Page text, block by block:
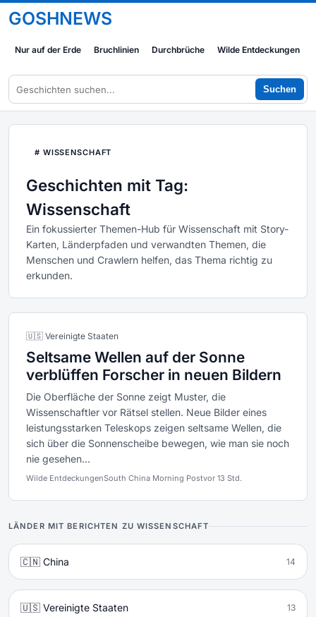
GOSHNEWS
Nur auf der Erde Bruchlinien Durchbrüche Wilde Entdeckungen
Suchen
# WISSENSCHAFT
Geschichten mit Tag:
Wissenschaft
Ein fokussierter Themen-Hub für Wissenschaft mit Story-
Karten, Länderpfaden und verwandten Themen, die
Menschen und Crawlern helfen, das Thema richtig zu
erkunden.
🇺🇸 Vereinigte Staaten
Seltsame Wellen auf der Sonne
verblüffen Forscher in neuen Bildern
Die Oberfläche der Sonne zeigt Muster, die
Wissenschaftler vor Rätsel stellen. Neue Bilder eines
leistungsstarken Teleskops zeigen seltsame Wellen, die
sich über die Sonnenscheibe bewegen, wie man sie noch
nie gesehen...
Wilde EntdeckungenSouth China Morning Postvor 13 Std.
LÄNDER MIT BERICHTEN ZU WISSENSCHAFT
🇨🇳 China 14
🇺🇸 Vereinigte Staaten 13